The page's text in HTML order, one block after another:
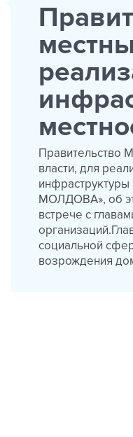
Правительство
власти, для
МОЛДОВА», об
встрече с
социальной
возрождения